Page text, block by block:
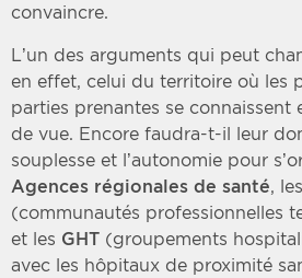
convaincre.
L’un des arguments qui peut
en effet, celui du territoire où les
parties prenantes se
de vue. Encore faudra-t-il leur
souplesse et l’autonomie pour
Agences régionales de santé, les
(communautés professionnelles
et les GHT (groupements
avec les hôpitaux de proximité